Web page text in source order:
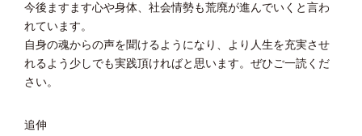
今後ますます心や身体、社会情勢も荒廃が進んでいくと言わ
れています。
自身の魂からの声を聞けるようになり、より人生を充実させ
れるよう少しでも実践頂ければと思います。ぜひご一読くだ
さい。
追伸